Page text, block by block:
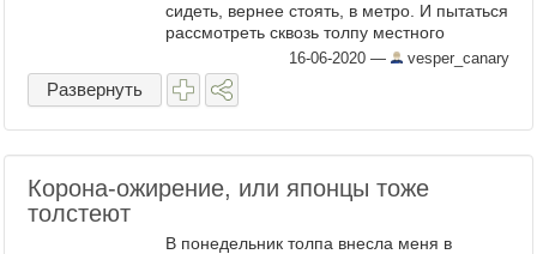
сидеть, вернее стоять, в метро. И пытаться
рассмотреть сквозь толпу местного
Икемена. "Плохи дела! Ну же, соображай
заспанная голова!" ...
16-06-2020 — vesper_canary
Развернуть
Корона-ожирение, или японцы тоже
толстеют
В понедельник толпа внесла меня в